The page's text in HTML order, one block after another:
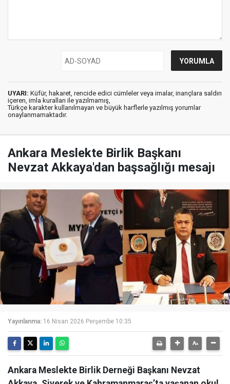
UYARI: Küfür, hakaret, rencide edici cümleler veya imalar, inançlara saldırı
içeren, imla kuralları ile yazılmamış,
Türkçe karakter kullanılmayan ve büyük harflerle yazılmış yorumlar
onaylanmamaktadır.
Ankara Meslekte Birlik Başkanı
Nevzat Akkaya'dan başsağlığı mesajı
Yayınlanma: 16 Nisan 2026 Perşembe 10:35
Ankara Meslekte Birlik Derneği Başkanı Nevzat